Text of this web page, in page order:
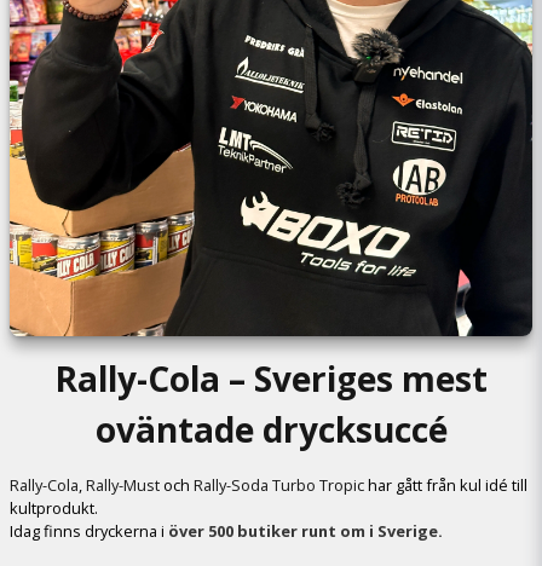
Rally-Cola – Sveriges mest
oväntade drycksuccé
Rally-Cola,Rally-Must och Rally-Soda Turbo Tropichar gått från kul idé till
kultprodukt.
Idag finns dryckerna i över 500 butiker runt om i Sverige.